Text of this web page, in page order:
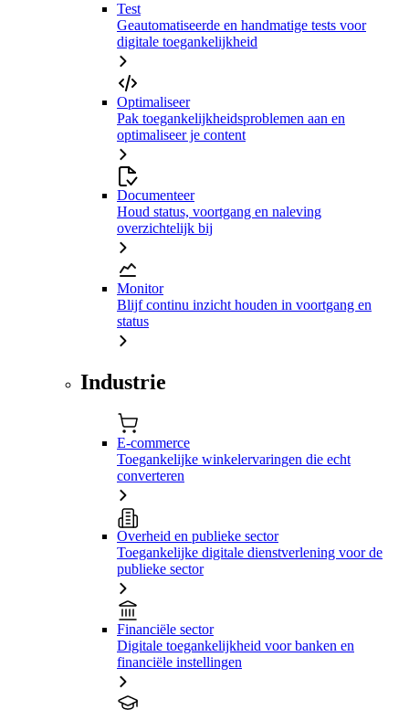
Test
Geautomatiseerde en handmatige tests voor
digitale toegankelijkheid
Optimaliseer
Pak toegankelijkheidsproblemen aan en
optimaliseer je content
Documenteer
Houd status, voortgang en naleving
overzichtelijk bij
Monitor
Blijf continu inzicht houden in voortgang en
status
Industrie
E-commerce
Toegankelijke winkelervaringen die echt
converteren
Overheid en publieke sector
Toegankelijke digitale dienstverlening voor de
publieke sector
Financiële sector
Digitale toegankelijkheid voor banken en
financiële instellingen